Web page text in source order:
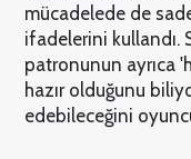
mücadelede de
ifadelerini kullandı.
patronunun ayrıca
hazır olduğunu
edebileceğini